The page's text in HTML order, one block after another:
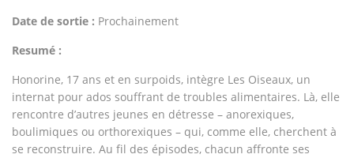
Date de sortie : Prochainement
Resumé :
Honorine, 17 ans et en surpoids, intègre Les Oiseaux, un
internat pour ados souffrant de troubles alimentaires. Là, elle
rencontre d’autres jeunes en détresse – anorexiques,
boulimiques ou orthorexiques – qui, comme elle, cherchent à
se reconstruire. Au fil des épisodes, chacun affronte ses